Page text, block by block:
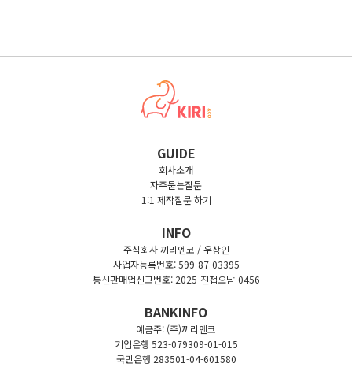
◼︎ 모델 사이즈 : 181cm / 61kg / 블랙 - XXL 착용
GUIDE
회사소개
자주묻는질문
1:1 제작질문 하기
INFO
주식회사 끼리엔코 / 우상인
사업자등록번호: 599-87-03395
통신판매업신고번호: 2025-진접오남-0456
BANKINFO
예금주: (주)끼리엔코
기업은행 523-079309-01-015
국민은행 283501-04-601580